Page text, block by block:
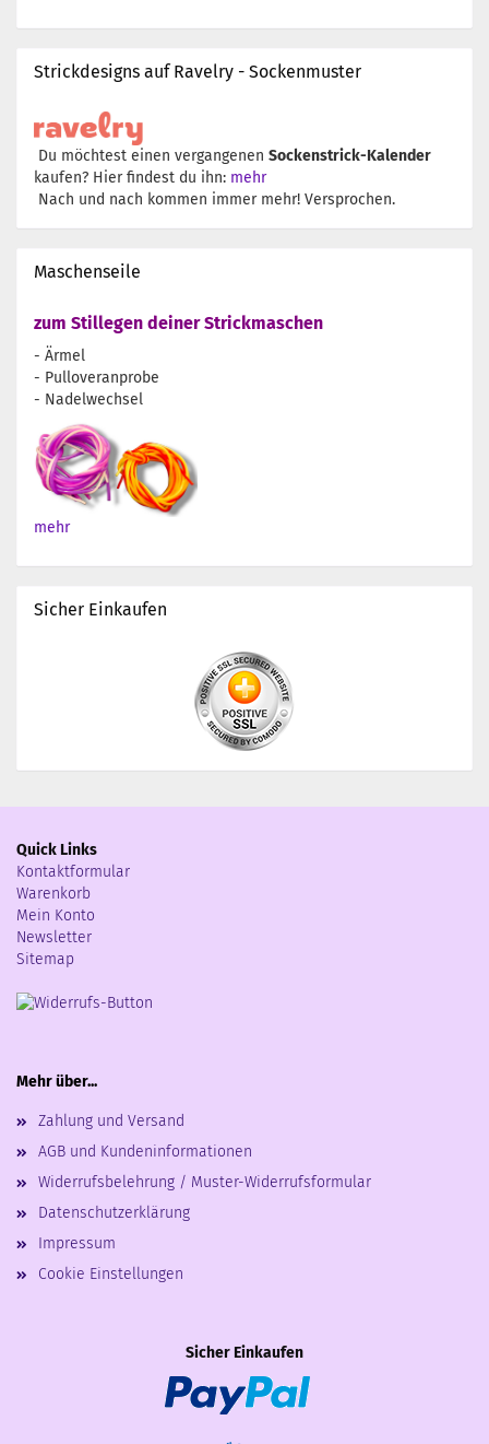
Strickdesigns auf Ravelry - Sockenmuster
Du möchtest einen vergangenen Sockenstrick-Kalender
kaufen? Hier findest du ihn: mehr
Nach und nach kommen immer mehr! Versprochen.
Maschenseile
zum Stillegen deiner Strickmaschen
- Ärmel
- Pulloveranprobe
- Nadelwechsel
mehr
Sicher Einkaufen
Quick Links
Kontaktformular
Warenkorb
Mein Konto
Newsletter
Sitemap
Mehr über...
Zahlung und Versand
AGB und Kundeninformationen
Widerrufsbelehrung / Muster-Widerrufsformular
Datenschutzerklärung
Impressum
Cookie Einstellungen
Sicher Einkaufen